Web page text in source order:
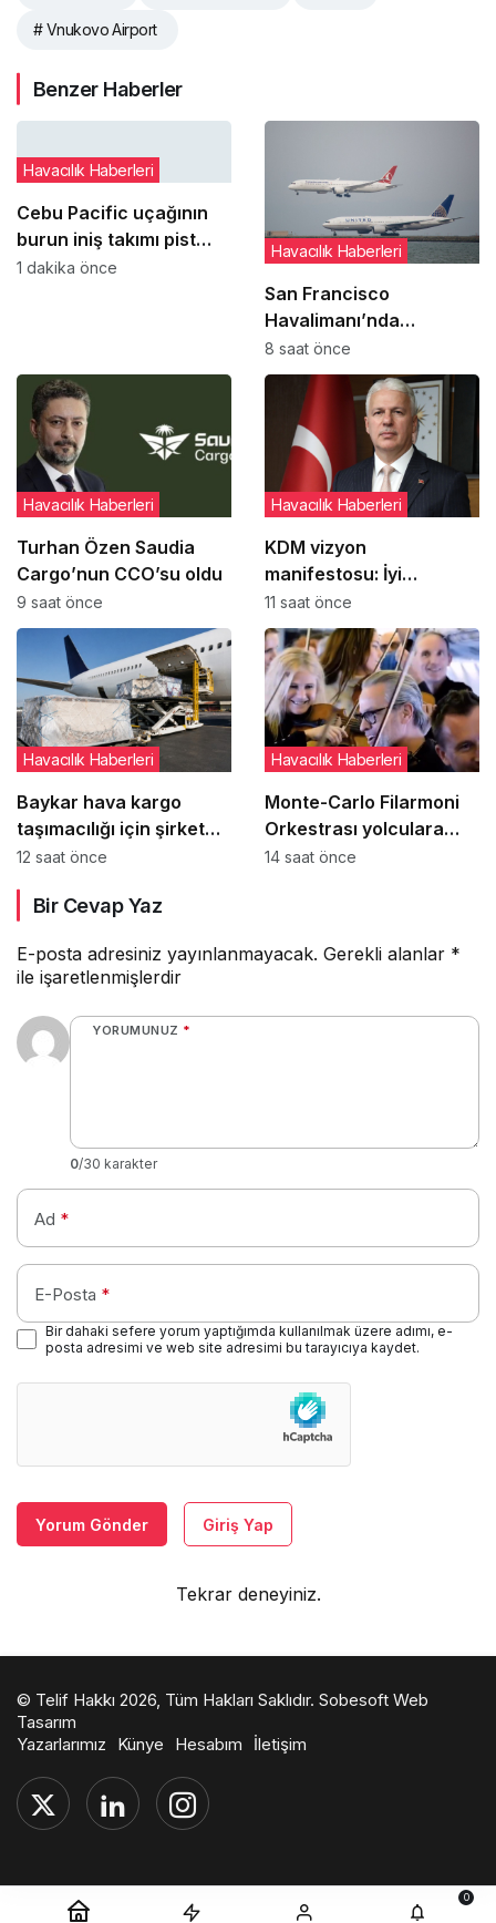
# Vnukovo Airport
Benzer Haberler
Cebu Pacific uçağının
burun iniş takımı pist
dönüşünde çim alana
Havacılık Haberleri
1 dakika önce
San Francisco
Havalimanı’nda
uçakların paralel
pistlere inişleri 12
Ağustos’ta yeniden
başlıyor
Havacılık Haberleri
8 saat önce
Turhan Özen Saudia
Cargo’nun CCO’su oldu
Havacılık Haberleri
9 saat önce
KDM vizyon
manifestosu: İyi
yönetimi kişilere bağlı
olmaktan çıkarıp
kurumsal refleks haline
getirmek
Havacılık Haberleri
11 saat önce
Baykar hava kargo
taşımacılığı için şirket
kurmaya hazırlanıyor
Havacılık Haberleri
12 saat önce
Monte-Carlo Filarmoni
Orkestrası yolculara
uçakta sürpriz konser
Havacılık Haberleri
14 saat önce
Bir Cevap Yaz
E-posta adresiniz yayınlanmayacak. Gerekli alanlar *
ile işaretlenmişlerdir
YORUMUNUZ *
0/30 karakter
Ad *
E-Posta *
Bir dahaki sefere yorum yaptığımda kullanılmak üzere adımı, e-
posta adresimi ve web site adresimi bu tarayıcıya kaydet.
Yorum Gönder Giriş Yap
Tekrar deneyiniz.
© Telif Hakkı 2026, Tüm Hakları Saklıdır. Sobesoft Web
Tasarım
Yazarlarımız
Künye Hesabım İletişim
0